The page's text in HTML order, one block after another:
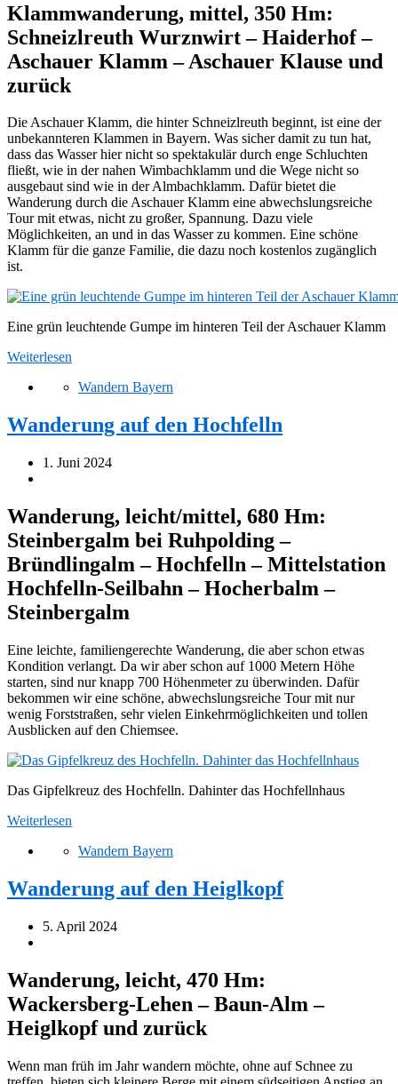
Klammwanderung, mittel, 350 Hm:
Schneizlreuth Wurznwirt – Haiderhof –
Aschauer Klamm – Aschauer Klause und
zurück
Die Aschauer Klamm, die hinter Schneizlreuth beginnt, ist eine der
unbekannteren Klammen in Bayern. Was sicher damit zu tun hat,
dass das Wasser hier nicht so spektakulär durch enge Schluchten
fließt, wie in der nahen Wimbachklamm und die Wege nicht so
ausgebaut sind wie in der Almbachklamm. Dafür bietet die
Wanderung durch die Aschauer Klamm eine abwechslungsreiche
Tour mit etwas, nicht zu großer, Spannung. Dazu viele
Möglichkeiten, an und in das Wasser zu kommen. Eine schöne
Klamm für die ganze Familie, die dazu noch kostenlos zugänglich
ist.
Eine grün leuchtende Gumpe im hinteren Teil der Aschauer Klamm
Weiterlesen
Wandern Bayern
Wanderung auf den Hochfelln
1. Juni 2024
Wanderung, leicht/mittel, 680 Hm:
Steinbergalm bei Ruhpolding –
Bründlingalm – Hochfelln – Mittelstation
Hochfelln-Seilbahn – Hocherbalm –
Steinbergalm
Eine leichte, familiengerechte Wanderung, die aber schon etwas
Kondition verlangt. Da wir aber schon auf 1000 Metern Höhe
starten, sind nur knapp 700 Höhenmeter zu überwinden. Dafür
bekommen wir eine schöne, abwechslungsreiche Tour mit nur
wenig Forststraßen, sehr vielen Einkehrmöglichkeiten und tollen
Ausblicken auf den Chiemsee.
Das Gipfelkreuz des Hochfelln. Dahinter das Hochfellnhaus
Weiterlesen
Wandern Bayern
Wanderung auf den Heiglkopf
5. April 2024
Wanderung, leicht, 470 Hm:
Wackersberg-Lehen – Baun-Alm –
Heiglkopf und zurück
Wenn man früh im Jahr wandern möchte, ohne auf Schnee zu